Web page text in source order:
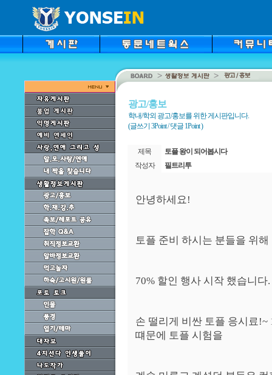
광고/홍보
학내/학외 광고/홍보를 위한 게시판입니다.
(글쓰기 3Point / 댓글 1Point )
제목
토플 왕이 되어봅시다
작성자
필트리투
안녕하세요!
토플 준비 하시는 분들을 위
70% 할인 행사 시작 했습니다.
손 떨리게 비싼 토플 응시료
떄문에 토플 시험을